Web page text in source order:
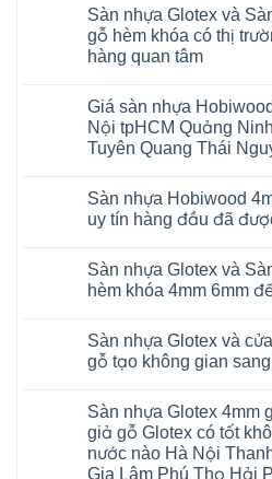
RUM
AI
35
AI
AI
37
AI
dày
12mm
to
tại
Hà
Nội
Xuân
Thanh
Trì
Cầu
Giấy
Tây
Hồ
Yên
TpHCM
Bình
Dương
Huế
Cần
khóa
4mm
6mm
đế
cao
charm
wood
hobiwood
kosmos
mikado
4mm
6mm
thợ
Sửa
sàn
nhiêu
1m2
tại
Dương
Đà
Nẵng
Khánh
Hòa
bình
luận
ở
Sàn
và
Sàn
nhựa
Hobiwood
giả
khóa
4mm
6mm
su
có
hèm
minh
chống
cong
ngót
Gia
Lâm
Thanh
Xuân
Sàn nhựa Glotex và
gỗ hèm khóa có thị
hàng quan tâm
bình
luận
ở
Sàn
và
Sàn
nhựa
giả
gỗ
hèm
thị
trường
rộng
khách
hàng
quan
tâm
Giá sàn nhựa
Nội tpHCM Quảng
Tuyên Quang Thái
bình
luận
ở
nhựa
Hobiwood
4mm
cao
Hà
Quảng
Ninh
Nghệ
An
Bắc
Sàn nhựa Hobiwood
uy tín hàng đầu đã
bình
luận
ở
Hobiwood
4mm
6mm
hèm
khóa
uy
tín
hàng
Sàn nhựa Glotex và
hèm khóa 4mm 6mm
bình
luận
ở
Glotex
Sàn
nhựa
Fukione
Sàn nhựa Glotex và
gỗ tạo không gian
bình
luận
ở
Sàn
nhựa
Sàn nhựa Glotex 4mm
giả gỗ Glotex có tốt
nước nào Hà Nội
Gia Lâm Phú Thọ Hải